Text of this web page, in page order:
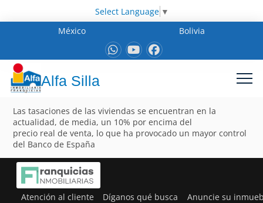
Select Language ▼
México
Bolivia
Alfa Silla
Las tasaciones de las viviendas se encuentran en la
actualidad, de media, un 10% por encima del
precio real de venta, lo que ha provocado un mayor control
del Banco de España
Atención al cliente Díganos qué busca Anuncie su